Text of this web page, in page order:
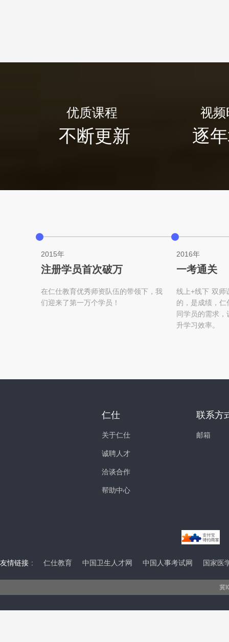
优质课程
不断更新
视频
逐
2015年
注册学员首次破万
在仁仕教育优秀师资队伍的带领下，我
们迎来了第一万个学员！
2016年
一考通关
线上+线下 双师
的，是成绩，
同学员的需求
升学习效率。
仁仕
关于仁仕
诚聘人才
洽谈合作
帮助中心
联系方
邮箱
友情链接 : 仁仕教育 中国卫生人才网 中国人事考试网 国家医
冀